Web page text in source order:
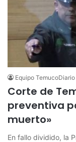
Equipo TemucoDiario
Corte de
preventiva
muerto»
En fallo dividido, la